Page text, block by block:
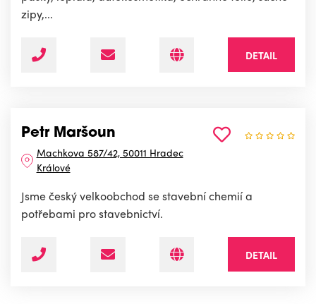
zipy,...
DETAIL
Petr Maršoun
Machkova 587/42, 50011 Hradec
Králové
Jsme český velkoobchod se stavební chemií a
potřebami pro stavebnictví.
DETAIL